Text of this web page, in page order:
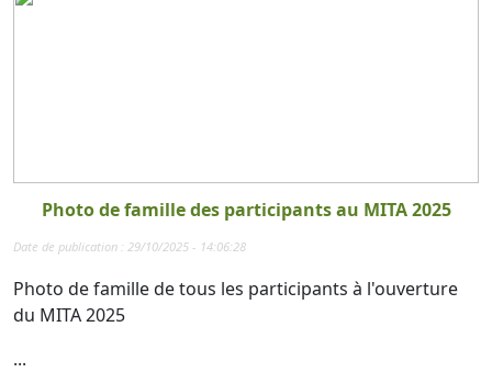
Photo de famille des participants au MITA 2025
Date de publication : 29/10/2025 - 14:06:28
Photo de famille de tous les participants à l'ouverture
du MITA 2025
...